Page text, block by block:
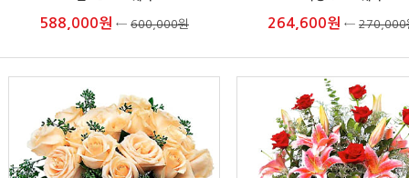
588,000원 ← 600,000원 264,600원 ← 270,000